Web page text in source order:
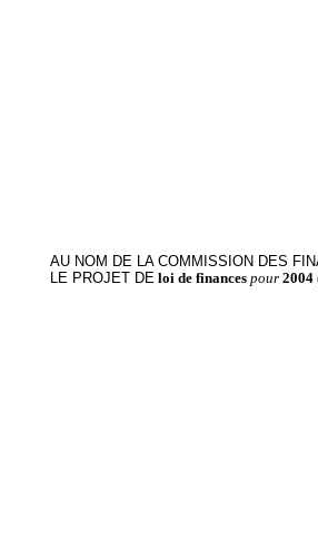
AU NOM DE LA COMMISSION DES
LE PROJET DE loi de finances pour 2004